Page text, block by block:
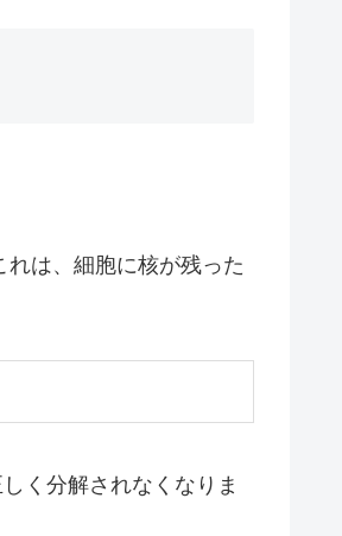
は、細胞に核が残った
く分解されなくなりま